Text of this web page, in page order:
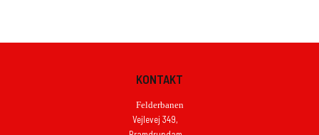
KONTAKT
Felderbanen
Vejlevej 349,